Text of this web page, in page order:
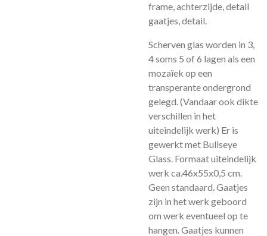
frame, achterzijde, detail
gaatjes, detail.
Scherven glas worden in 3,
4 soms 5 of 6 lagen als een
mozaïek op een
transperante ondergrond
gelegd. (Vandaar ook dikte
verschillen in het
uiteindelijk werk) Er is
gewerkt met Bullseye
Glass. Formaat uiteindelijk
werk ca.46x55x0,5 cm.
Geen standaard. Gaatjes
zijn in het werk geboord
om werk eventueel op te
hangen. Gaatjes kunnen